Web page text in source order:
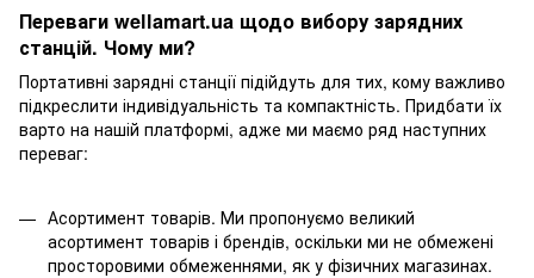
Переваги wellamart.ua щодо вибору зарядних
станцій. Чому ми?
Портативні зарядні станції підійдуть для тих, кому важливо
підкреслити індивідуальність та компактність. Придбати їх
варто на нашій платформі, адже ми маємо ряд наступних
переваг:
Асортимент товарів. Ми пропонуємо великий
асортимент товарів і брендів, оскільки ми не обмежені
просторовими обмеженнями, як у фізичних магазинах.